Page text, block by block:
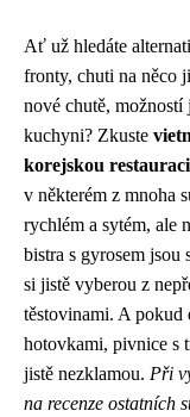
Ať už hledáte
fronty, chuti na něco
nové chutě, možností
kuchyni? Zkuste
korejskou
v některém z mnoha
rychlém a sytém, ale
bistra s gyrosem
si jistě vyberou z
těstovinami. A pokud
hotovkami, pivnice s
jistě nezklamou. Při
na recenze ostatních